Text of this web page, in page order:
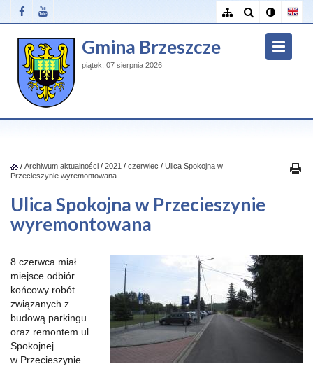
Gmina Brzeszcze
piątek, 07 sierpnia 2026
/ Archiwum aktualności / 2021 / czerwiec / Ulica Spokojna w
Przecieszynie wyremontowana
Ulica Spokojna w Przecieszynie
wyremontowana
8 czerwca miał
miejsce odbiór
końcowy robót
związanych z
budową parkingu
oraz remontem ul.
Spokojnej
w Przecieszynie.